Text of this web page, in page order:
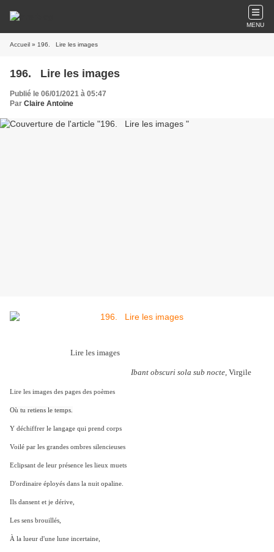
MENU
Accueil » 196. Lire les images
196. Lire les images
Publié le 06/01/2021 à 05:47
Par Claire Antoine
Lire les images
Ibant obscuri sola sub nocte , Virgile
Lire les images des pages des poèmes
Où tu retiens le temps.
Y déchiffrer le langage qui prend corps
Voilé par les grandes ombres silencieuses
Eclipsant de leur présence les lieux muets
D'ordinaire éployés dans la nuit opaline.
Ils dansent et je dérive,
Les sens brouillés,
À la lueur d'une lune incertaine,